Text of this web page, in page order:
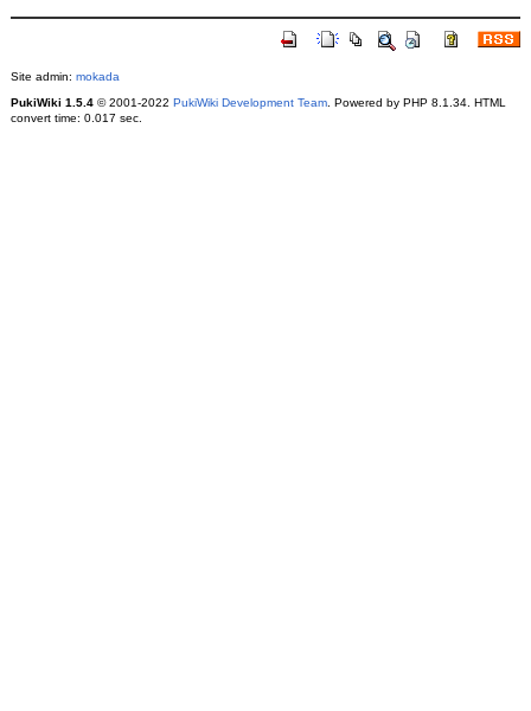
Site admin: mokada
PukiWiki 1.5.4© 2001-2022 PukiWiki Development Team. Powered by PHP 8.1.34. HTML
convert time: 0.017 sec.